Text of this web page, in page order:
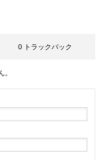
0 トラックバック
。